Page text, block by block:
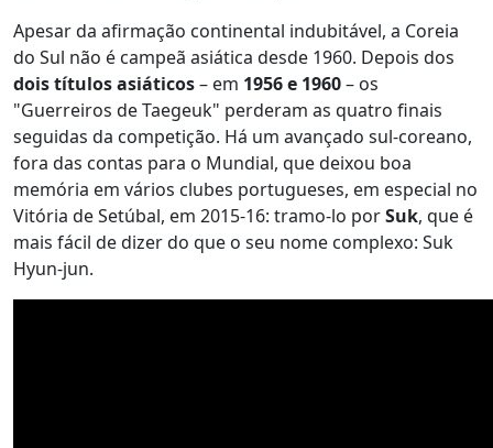
Apesar da afirmação continental indubitável, a Coreia
do Sul não é campeã asiática desde 1960. Depois dos
dois títulos asiáticos– em 1956 e 1960– os
"Guerreiros de Taegeuk" perderam as quatro finais
seguidas da competição. Há um avançado sul-coreano,
fora das contas para o Mundial, que deixou boa
memória em vários clubes portugueses, em especial no
Vitória de Setúbal, em 2015-16: tramo-lo porSuk, que é
mais fácil de dizer do que o seu nome complexo: Suk
Hyun-jun.